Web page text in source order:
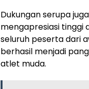
Dukungan serupa
mengapresiasi tinggi
seluruh peserta dari
berhasil menjadi
atlet muda.